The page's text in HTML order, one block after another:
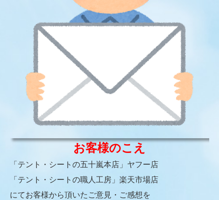
バレー・サッカー用防球ネット（オンラインショップ）
高耐久性トラックシート【防炎】
フォークリフトカバー
その他
商品ラインナップ
雪よけ防雪ネット
屋外用カーテンレール
各種シート
お客様のこえ
「テント・シートの五十嵐本店」ヤフー店
「テント・シートの職人工房」楽天市場店
にてお客様から頂いたご意見・ご感想を